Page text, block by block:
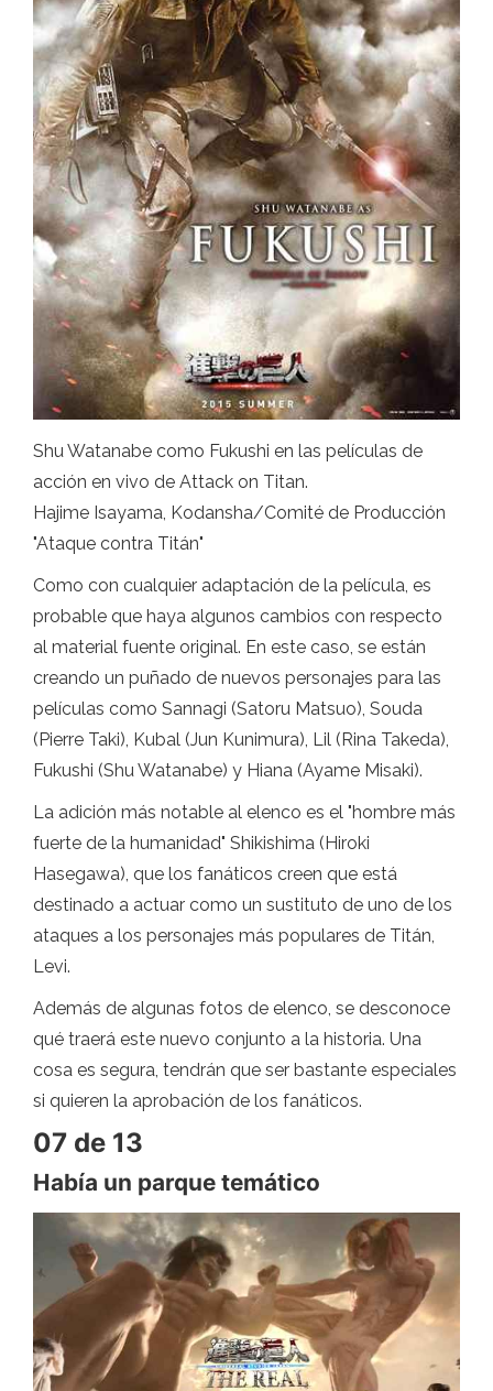
Shu Watanabe como Fukushi en las películas de
acción en vivo de Attack on Titan.
Hajime Isayama, Kodansha/Comité de Producción
"Ataque contra Titán"
Como con cualquier adaptación de la película, es
probable que haya algunos cambios con respecto
al material fuente original. En este caso, se están
creando un puñado de nuevos personajes para las
películas como Sannagi (Satoru Matsuo), Souda
(Pierre Taki), Kubal (Jun Kunimura), Lil (Rina Takeda),
Fukushi (Shu Watanabe) y Hiana (Ayame Misaki).
La adición más notable al elenco es el "hombre más
fuerte de la humanidad" Shikishima (Hiroki
Hasegawa), que los fanáticos creen que está
destinado a actuar como un sustituto de uno de los
ataques a los personajes más populares de Titán,
Levi.
Además de algunas fotos de elenco, se desconoce
qué traerá este nuevo conjunto a la historia. Una
cosa es segura, tendrán que ser bastante especiales
si quieren la aprobación de los fanáticos.
07 de 13
Había un parque temático